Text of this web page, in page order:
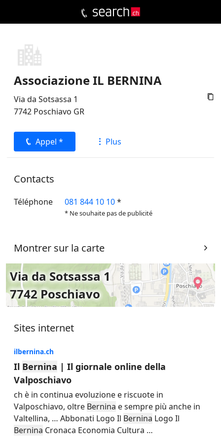
Associazione IL BERNINA

Via da Sotsassa 1
7742 Poschiavo GR
Appel * Plus
Contacts
Téléphone 081 844 10 10*
* Ne souhaite pas de publicité
Montrer sur la carte
Via da Sotsassa 1
7742 Poschiavo
Sites internet
ilbernina.ch
Il Bernina | Il giornale online della
Valposchiavo
ch è in continua evoluzione e riscuote in
Valposchiavo, oltre Bernina e sempre più anche in
Valtellina, … Abbonati Logo Il Bernina Logo Il
Bernina Cronaca Economia Cultura …